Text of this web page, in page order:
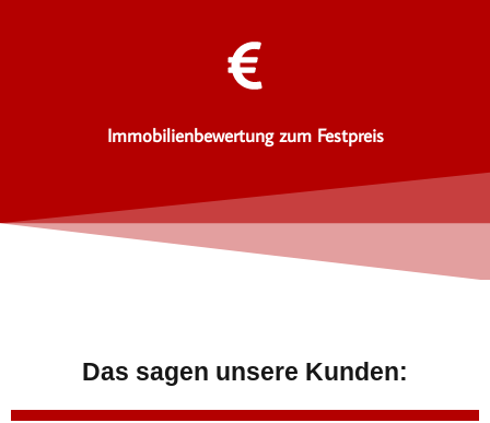
Immobilienbewertung zum Festpreis
Das sagen unsere Kunden: